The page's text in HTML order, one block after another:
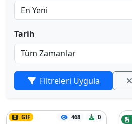
Tarih
Filtreleri Uygula
GIF 468 0